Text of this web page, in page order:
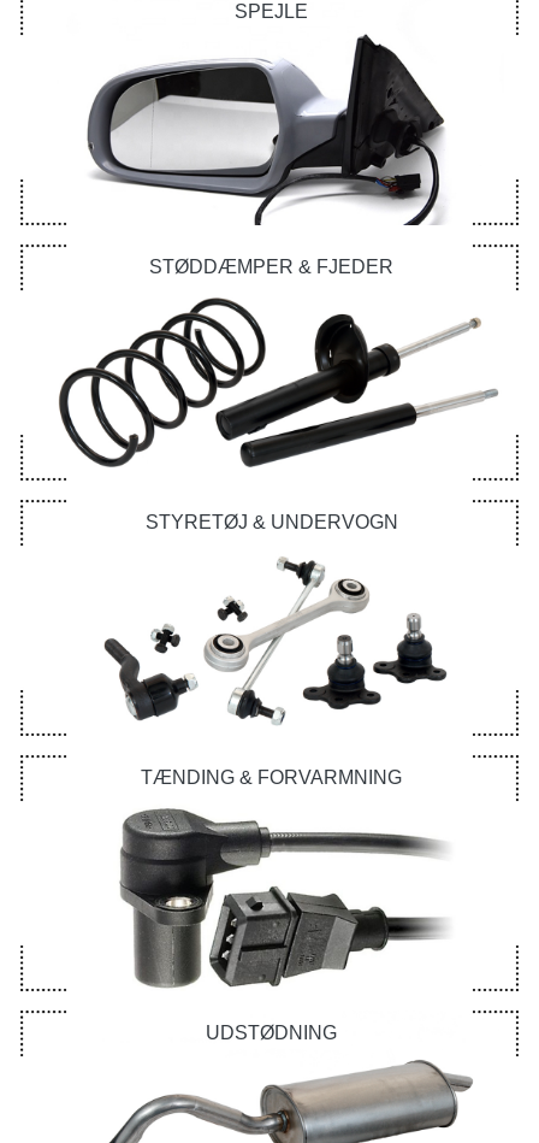
SPEJLE
STØDDÆMPER & FJEDER
STYRETØJ & UNDERVOGN
TÆNDING & FORVARMNING
UDSTØDNING